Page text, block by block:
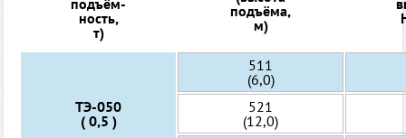
подъём-
ность,
т)
подъёма,
м)
ТЭ-050
( 0,5 )
511
(6,0)
521
(12,0)